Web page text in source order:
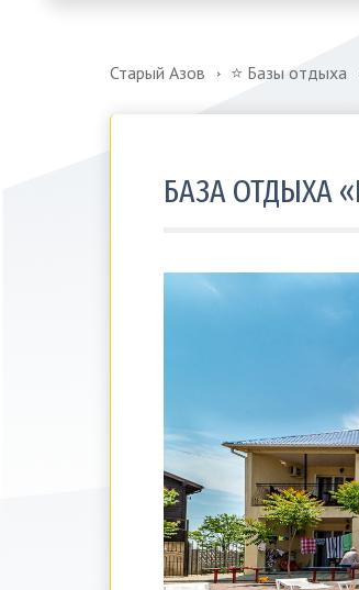
Старый Азов ⭐️ Базы отдыха
БАЗА ОТДЫХА